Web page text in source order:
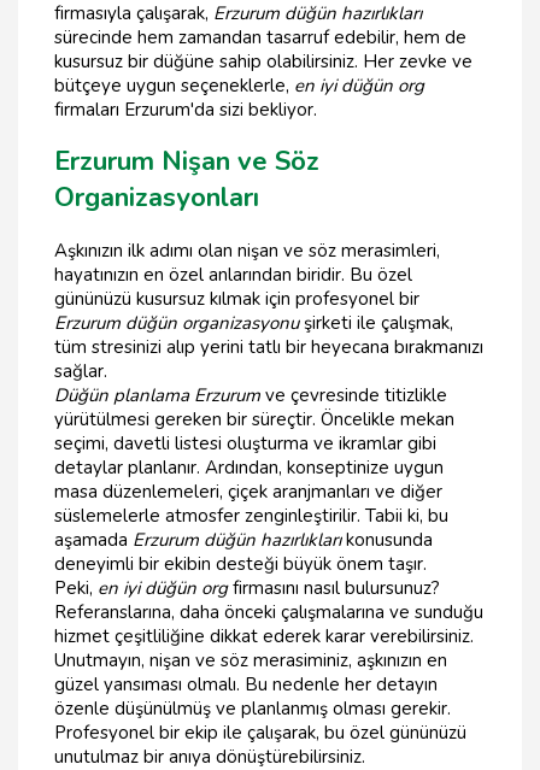
firmasıyla çalışarak, Erzurum düğün hazırlıkları
sürecinde hem zamandan tasarruf edebilir, hem de
kusursuz bir düğüne sahip olabilirsiniz. Her zevke ve
bütçeye uygun seçeneklerle, en iyi düğün org
firmaları Erzurum'da sizi bekliyor.
Erzurum Nişan ve Söz
Organizasyonları
Aşkınızın ilk adımı olan nişan ve söz merasimleri,
hayatınızın en özel anlarından biridir. Bu özel
gününüzü kusursuz kılmak için profesyonel bir
Erzurum düğün organizasyonuşirketi ile çalışmak,
tüm stresinizi alıp yerini tatlı bir heyecana bırakmanızı
sağlar.
Düğün planlama Erzurum ve çevresinde titizlikle
yürütülmesi gereken bir süreçtir. Öncelikle mekan
seçimi, davetli listesi oluşturma ve ikramlar gibi
detaylar planlanır. Ardından, konseptinize uygun
masa düzenlemeleri, çiçek aranjmanları ve diğer
süslemelerle atmosfer zenginleştirilir. Tabii ki, bu
aşamada Erzurum düğün hazırlıklarıkonusunda
deneyimli bir ekibin desteği büyük önem taşır.
Peki, en iyi düğün orgfirmasını nasıl bulursunuz?
Referanslarına, daha önceki çalışmalarına ve sunduğu
hizmet çeşitliliğine dikkat ederek karar verebilirsiniz.
Unutmayın, nişan ve söz merasiminiz, aşkınızın en
güzel yansıması olmalı. Bu nedenle her detayın
özenle düşünülmüş ve planlanmış olması gerekir.
Profesyonel bir ekip ile çalışarak, bu özel gününüzü
unutulmaz bir anıya dönüştürebilirsiniz.